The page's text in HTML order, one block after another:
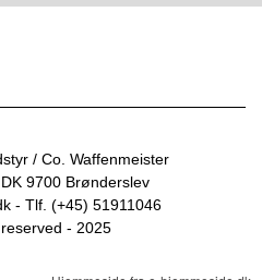
/ Co. Waffenmeister
9700 Brønderslev
- Tlf. (+45) 51911046
- 2025